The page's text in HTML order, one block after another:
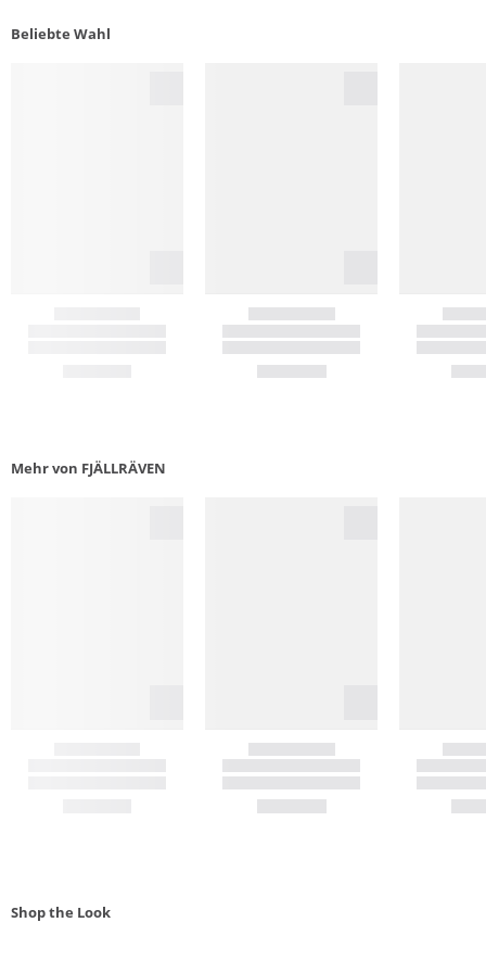
Beliebte Wahl
Mehr von FJÄLLRÄVEN
Shop the Look